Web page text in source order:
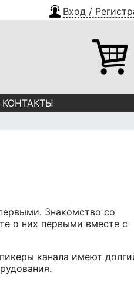
Вход /
КОНТАКТЫ
Знакомство со
о них первыми вместе с
канала имеют